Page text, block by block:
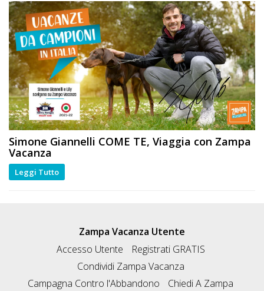
Simone Giannelli COME TE, Viaggia con Zampa
Vacanza
Leggi Tutto
Zampa Vacanza Utente
Accesso Utente
Registrati GRATIS
Condividi Zampa Vacanza
Campagna Contro l'Abbandono
Chiedi A Zampa